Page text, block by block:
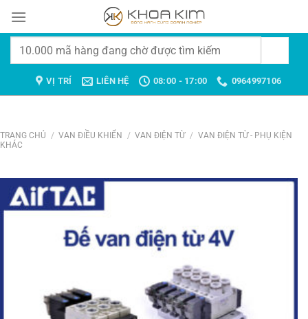
đến
Tìm
VỊ TRÍ LIÊN HỆ 08:00 - 17:00 0964997106
TRANG CHỦ / VAN ĐIỀU KHIỂN / VAN ĐIỆN TỪ / VAN ĐIỆN TỪ - PHỤ KIỆN
KHÁC